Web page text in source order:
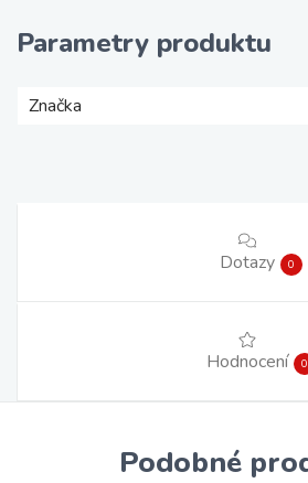
Parametry produktu
Značka
Dotazy 0
Hodnocení 0
Podobné